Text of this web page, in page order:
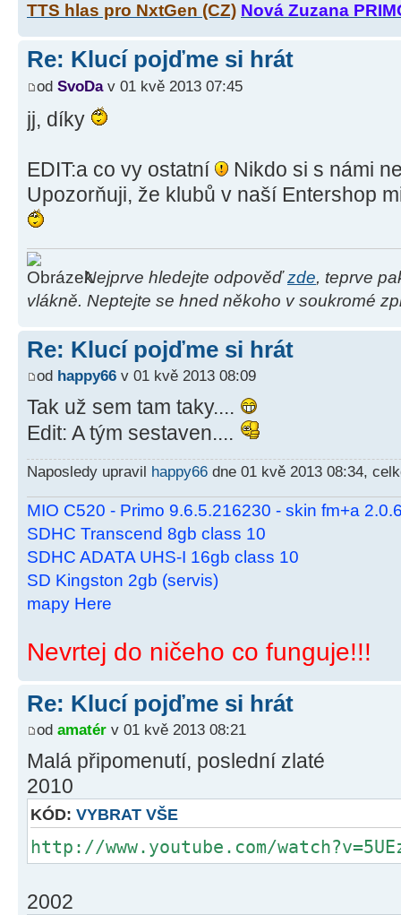
TTS hlas pro NxtGen (CZ) Nová Zuzana
Re: Klucí pojďme si hrát
od SvoDav 01 kvě 2013 07:45
jj, díky
EDIT:a co vy ostatní
Nikdo si s námi
Upozorňuji, že klubů v naší Entershop
Nejprve hledejte odpověďzde, teprve
vlákně. Neptejte se hned někoho v soukromé
Re: Klucí pojďme si hrát
od happy66 v 01 kvě 2013 08:09
Tak už sem tam taky....
Edit: A tým sestaven....
Naposledy upravil happy66 dne 01 kvě 2013 08:34,
MIO C520 - Primo 9.6.5.216230 - skin fm+a
SDHC Transcend 8gb class 10
SDHC ADATA UHS-I 16gb class 10
SD Kingston 2gb (servis)
mapy Here
Nevrtej do ničeho co funguje!!!
Re: Klucí pojďme si hrát
od amatér v 01 kvě 2013 08:21
Malá připomenutí, poslední zlaté
2010
KÓD: VYBRAT VŠE
http://www.youtube.com/
2002